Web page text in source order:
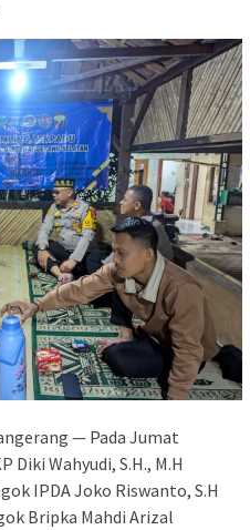
— Pada Jumat
Diki Wahyudi, S.H., M.H
IPDA Joko Riswanto, S.H
Bripka Mahdi Arizal